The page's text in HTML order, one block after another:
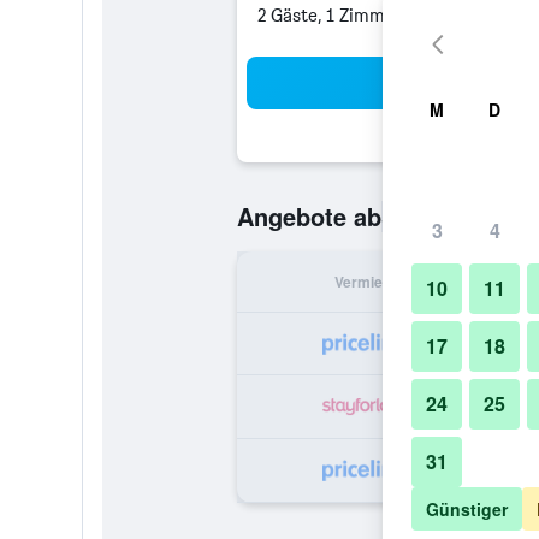
2 Gäste, 1 Zimmer
Angebote ab55 € Günstigste
Vermieter
M D
3 4
10 11
17 18
24 25
31
Günstiger